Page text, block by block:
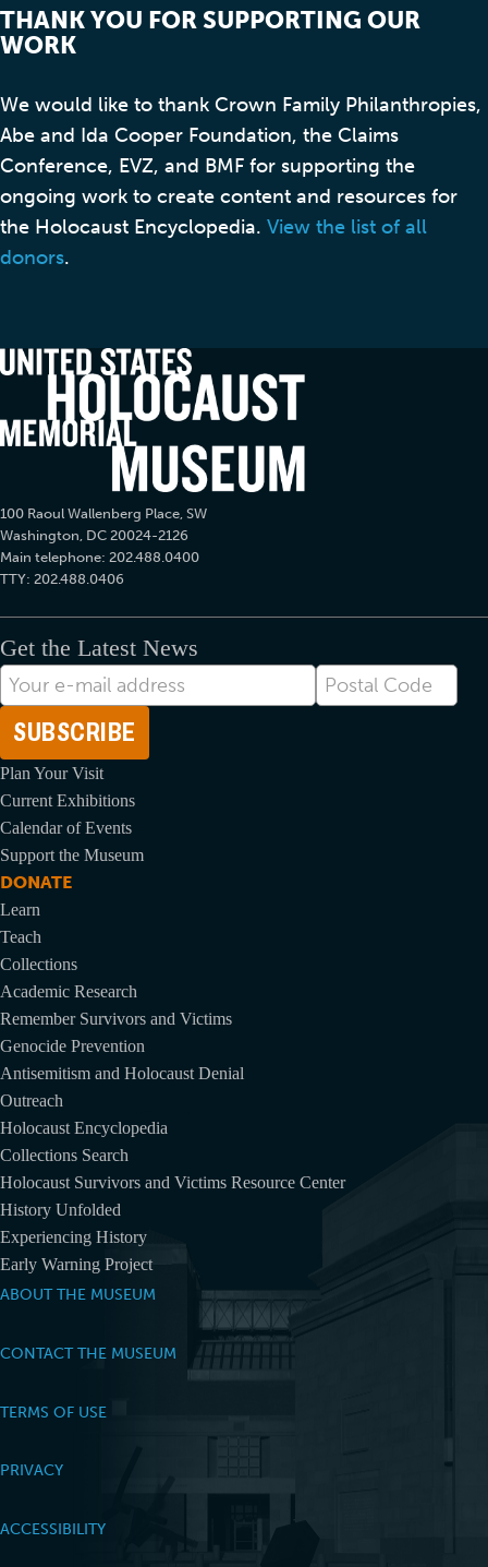
THANK YOU FOR SUPPORTING OUR
WORK
We would like to thank Crown Family Philanthropies,
Abe and Ida Cooper Foundation, the Claims
Conference, EVZ, and BMF for supporting the
ongoing work to create content and resources for
the Holocaust Encyclopedia. View the list of all
donors.
100 Raoul Wallenberg Place, SW
Washington, DC 20024-2126
Main telephone: 202.488.0400
TTY: 202.488.0406
Get the Latest News
Correo
electrónico
Postal
Code
Plan Your Visit
Current Exhibitions
Calendar of Events
Support the Museum
DONATE
Learn
Teach
Collections
Academic Research
Remember Survivors and Victims
Genocide Prevention
Antisemitism and Holocaust Denial
Outreach
Holocaust Encyclopedia
Collections Search
Holocaust Survivors and Victims Resource Center
History Unfolded
Experiencing History
Early Warning Project
ABOUT THE MUSEUM
CONTACT THE MUSEUM
TERMS OF USE
PRIVACY
ACCESSIBILITY